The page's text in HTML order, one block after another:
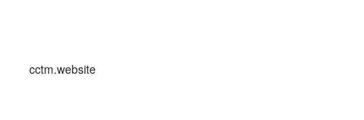
cctm.website